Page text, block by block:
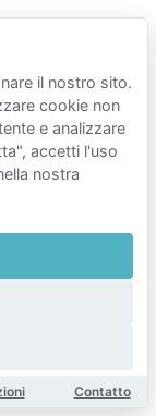
di
il nostro sito.
cookie non
e analizzare
accetti l'uso
nostra
Contatto